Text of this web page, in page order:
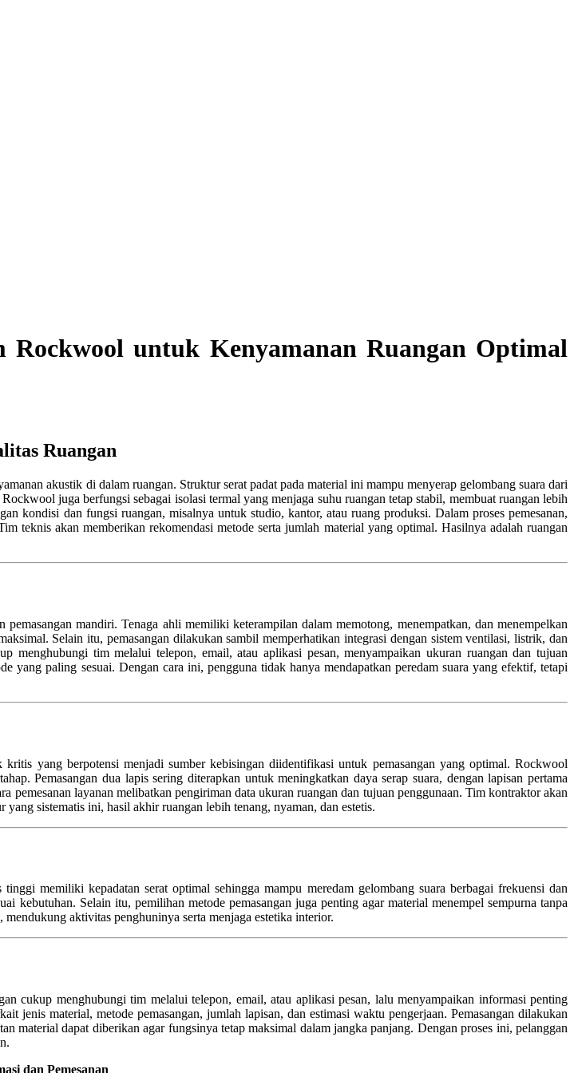
Rockwool untuk Kenyamanan Ruangan Optimal
Ruangan
akustik di dalam ruangan. Struktur serat padat pada material ini mampu menyerap gelombang suara dari
juga berfungsi sebagai isolasi termal yang menjaga suhu ruangan tetap stabil, membuat ruangan lebih
kondisi dan fungsi ruangan, misalnya untuk studio, kantor, atau ruang produksi. Dalam proses pemesanan,
teknis akan memberikan rekomendasi metode serta jumlah material yang optimal. Hasilnya adalah ruangan
mandiri. Tenaga ahli memiliki keterampilan dalam memotong, menempatkan, dan menempelkan
Selain itu, pemasangan dilakukan sambil memperhatikan integrasi dengan sistem ventilasi, listrik, dan
menghubungi tim melalui telepon, email, atau aplikasi pesan, menyampaikan ukuran ruangan dan tujuan
yang paling sesuai. Dengan cara ini, pengguna tidak hanya mendapatkan peredam suara yang efektif, tetapi
yang berpotensi menjadi sumber kebisingan diidentifikasi untuk pemasangan yang optimal. Rockwool
Pemasangan dua lapis sering diterapkan untuk meningkatkan daya serap suara, dengan lapisan pertama
layanan melibatkan pengiriman data ukuran ruangan dan tujuan penggunaan. Tim kontraktor akan
sistematis ini, hasil akhir ruangan lebih tenang, nyaman, dan estetis.
memiliki kepadatan serat optimal sehingga mampu meredam gelombang suara berbagai frekuensi dan
kebutuhan. Selain itu, pemilihan metode pemasangan juga penting agar material menempel sempurna tanpa
aktivitas penghuninya serta menjaga estetika interior.
cukup menghubungi tim melalui telepon, email, atau aplikasi pesan, lalu menyampaikan informasi penting
jenis material, metode pemasangan, jumlah lapisan, dan estimasi waktu pengerjaan. Pemasangan dilakukan
material dapat diberikan agar fungsinya tetap maksimal dalam jangka panjang. Dengan proses ini, pelanggan
dan Pemesanan